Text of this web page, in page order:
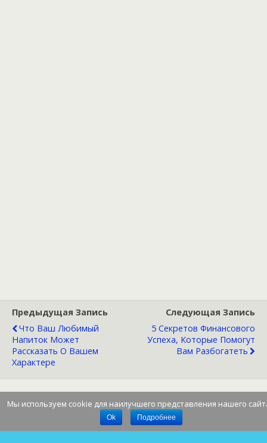
Предыдущая Запись
Что Ваш Любимый
Напиток Может
Рассказать О Вашем
Характере
Следующая Запись
5 Секретов Финансового
Успеха, Которые Помогут
Вам Разбогатеть
Мы используем cookie для наилучшего представления нашего
Ok Подробнее
Наверх